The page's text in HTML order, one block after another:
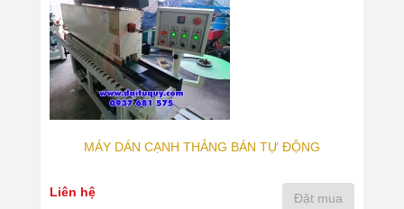
MÁY DÁN CẠNH THẲNG BÁN TỰ ĐỘNG
Liên hệ Đặt mua